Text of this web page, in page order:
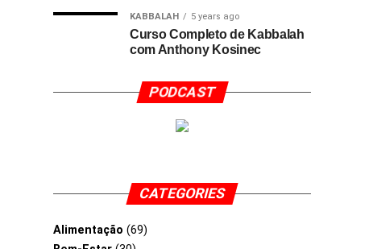
KABBALAH 5 years ago
Curso Completo de Kabbalah
com Anthony Kosinec
PODCAST
CATEGORIES
Alimentação (69)